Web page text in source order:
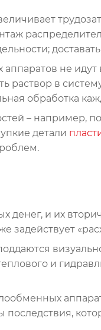
не
раствор в
обработка
– например,
детали
и их
задействует
и